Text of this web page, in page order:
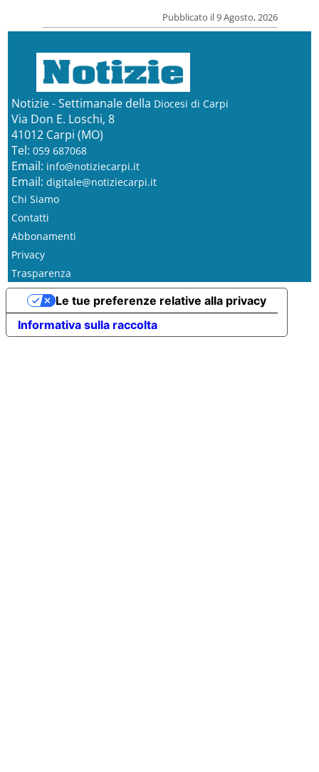
Pubblicato il 9 Agosto, 2026
Notizie - Settimanale della Diocesi di Carpi
Via Don E. Loschi, 8
41012 Carpi (MO)
Tel: 059 687068
Email: info@notiziecarpi.it
Email: digitale@notiziecarpi.it
Chi Siamo
Contatti
Abbonamenti
Privacy
Trasparenza
Informativa sulla raccolta
Le tue preferenze relative alla privacy